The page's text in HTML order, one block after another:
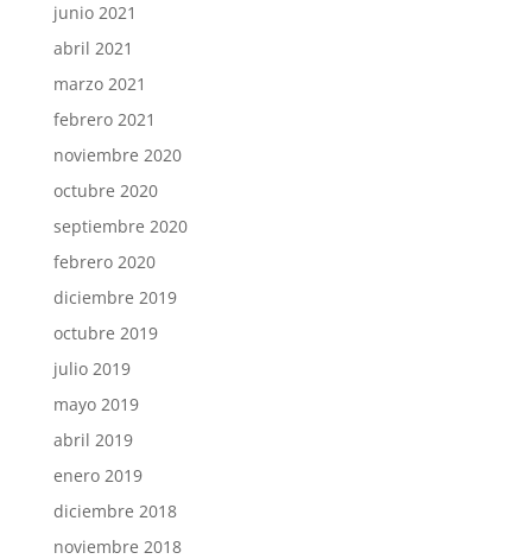
junio 2021
abril 2021
marzo 2021
febrero 2021
noviembre 2020
octubre 2020
septiembre 2020
febrero 2020
diciembre 2019
octubre 2019
julio 2019
mayo 2019
abril 2019
enero 2019
diciembre 2018
noviembre 2018